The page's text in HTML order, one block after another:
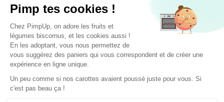
Pimp tes cookies !
Chez PimpUp, on adore les fruits et
légumes biscornus, et les cookies aussi !
En les adoptant, vous nous permettez de
vous suggérez des paniers qui vous correspondent et de créer une
expérience en ligne unique.
Un peu comme si nos carottes avaient poussé juste pour vous. Si
c'est pas beau ça !
Inscris toi à notre Newsletter !
Je m'inscris à la newsletter et